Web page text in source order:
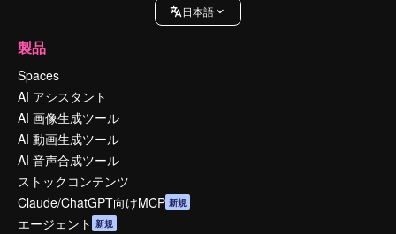
日本語
製品
Spaces
AI アシスタント
AI 画像生成ツール
AI 動画生成ツール
AI 音声合成ツール
ストックコンテンツ
Claude/ChatGPT向けMCP 新規
エージェント 新規